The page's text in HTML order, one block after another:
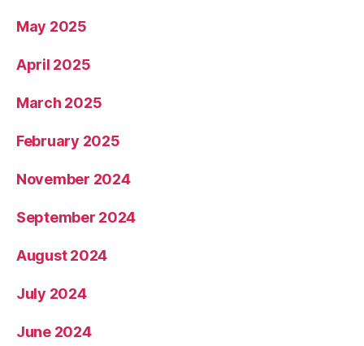
May 2025
April 2025
March 2025
February 2025
November 2024
September 2024
August 2024
July 2024
June 2024